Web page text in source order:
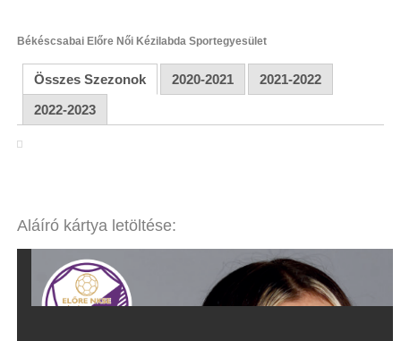
Békéscsabai Előre Női Kézilabda Sportegyesület
Összes Szezonok 2020-2021
2021-2022
2022-2023
Aláíró kártya letöltése: